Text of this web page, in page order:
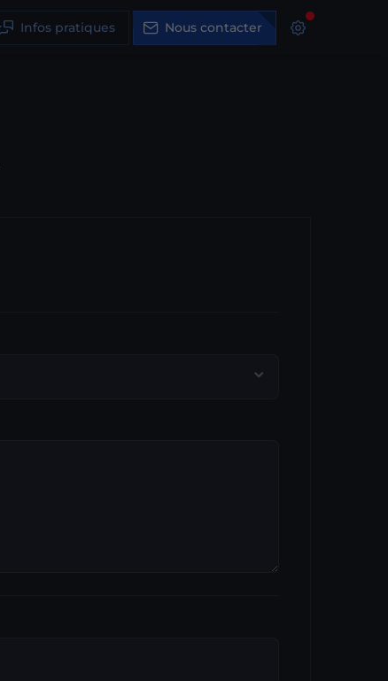
Infos pratiques Nous contacter